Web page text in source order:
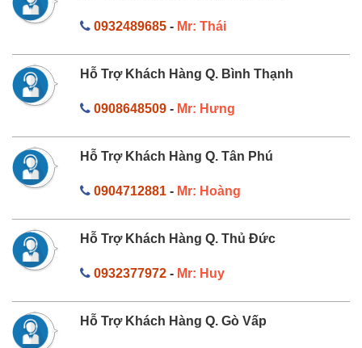
0932489685- Mr: Thái
Hỗ Trợ Khách Hàng Q. Bình Thạnh
0908648509- Mr: Hưng
Hỗ Trợ Khách Hàng Q. Tân Phú
0904712881- Mr: Hoàng
Hỗ Trợ Khách Hàng Q. Thủ Đức
0932377972- Mr: Huy
Hỗ Trợ Khách Hàng Q. Gò Vấp